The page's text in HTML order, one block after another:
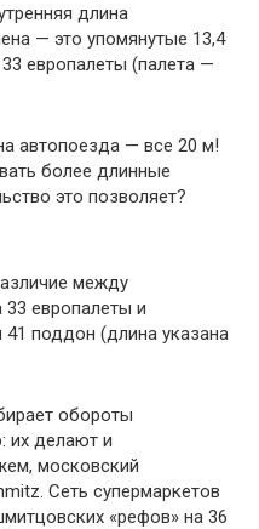
длина
— это упомянутые 13,4
европалеты (палета —
автопоезда — все 20 м!
более длинные
это позволяет?
между
европалеты и
поддон (длина указана
обороты
их делают и
московский
Сеть супермаркетов
«рефов» на 36